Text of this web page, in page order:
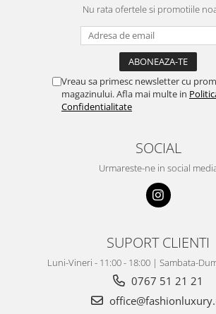
Nu rata ofertele si promotiile
Vreau sa primesc newsletter cu
magazinului. Afla mai multe in
Confidentialitate
SOCIAL
Urmareste-ne in social
SUPORT CLIENTI
Luni-Vineri - 11:00 - 18:00 | Sambata-
0767 51 21 21